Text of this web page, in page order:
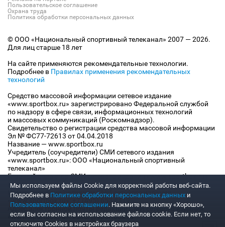
Пользовательское соглашение
Охрана труда
Политика обработки персональных данных
© ООО «Национальный спортивный телеканал» 2007 — 2026.
Для лиц старше 18 лет
На сайте применяются рекомендательные технологии.
Подробнее в Правилах применения рекомендательных
технологий
Средство массовой информации сетевое издание
«www.sportbox.ru» зарегистрировано Федеральной службой
по надзору в сфере связи, информационных технологий
и массовых коммуникаций (Роскомнадзор).
Свидетельство о регистрации средства массовой информации
Эл № ФС77-72613 от 04.04.2018
Название — www.sportbox.ru
Учредитель (соучредители) СМИ сетевого издания
«www.sportbox.ru»: ООО «Национальный спортивный
телеканал»
Главный редактор СМИ сетевого издания «www.sportbox.ru»:
Конов В.А.
Номер телефона редакции СМИ сетевого издания
«www.sportbox.ru»: +7 (495) 653 8419
Адрес электронной почты редакции СМИ сетевого издания
«www.sportbox.ru»: editor@sportbox.ru
Мы используем файлы Сookie для корректной работы веб-сайта.
Подробнее в Политике обработки персональных данных и
Пользовательском соглашении. Нажмите на кнопку «Хорошо»,
если Вы согласны на использование файлов cookie. Если нет, то
отключите Cookies в настройках браузера